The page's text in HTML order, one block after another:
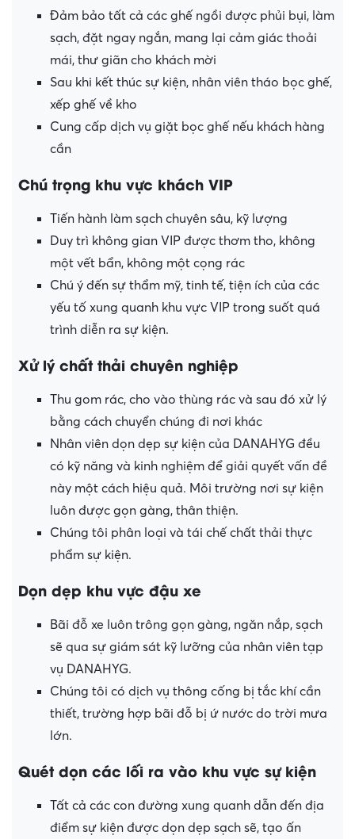
Đảm bảo tất cả các ghế ngồi được phủi bụi, làm
sạch, đặt ngay ngắn, mang lại cảm giác thoải
mái, thư giãn cho khách mời
Sau khi kết thúc sự kiện, nhân viên tháo bọc ghế,
xếp ghế về kho
Cung cấp dịch vụ giặt bọc ghế nếu khách hàng
cần
Chú trọng khu vực khách VIP
Tiến hành làm sạch chuyên sâu, kỹ lượng
Duy trì không gian VIP được thơm tho, không
một vết bẩn, không một cọng rác
Chú ý đến sự thẩm mỹ, tinh tế, tiện ích của các
yếu tố xung quanh khu vực VIP trong suốt quá
trình diễn ra sự kiện.
Xử lý chất thải chuyên nghiệp
Thu gom rác, cho vào thùng rác và sau đó xử lý
bằng cách chuyển chúng đi nơi khác
Nhân viên dọn dẹp sự kiện của DANAHYG đều
có kỹ năng và kinh nghiệm để giải quyết vấn đề
này một cách hiệu quả. Môi trường nơi sự kiện
luôn được gọn gàng, thân thiện.
Chúng tôi phân loại và tái chế chất thải thực
phẩm sự kiện.
Dọn dẹp khu vực đậu xe
Bãi đỗ xe luôn trông gọn gàng, ngăn nắp, sạch
sẽ qua sự giám sát kỹ lưỡng của nhân viên tạp
vụ DANAHYG.
Chúng tôi có dịch vụ thông cống bị tắc khí cần
thiết, trường hợp bãi đỗ bị ứ nước do trời mưa
lớn.
Quét dọn các lối ra vào khu vực sự kiện
Tất cả các con đường xung quanh dẫn đến địa
điểm sự kiện được dọn dẹp sạch sẽ, tạo ấn